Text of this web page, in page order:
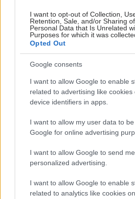
I want to opt-out of Collection,
Retention, Sale, and/or Sharing
Personal Data that Is Unrelated
Purposes for which it was
Opted Out
Google consents
I want to allow Google to enable
related to advertising like cookies
device identifiers in apps.
I want to allow my user data to
Google for online advertising
I want to allow Google to send me
personalized advertising.
I want to allow Google to enable
related to analytics like cookies